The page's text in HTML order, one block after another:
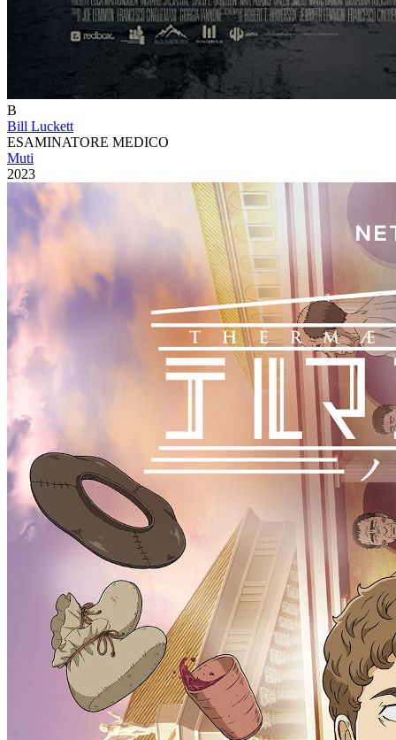
B
Bill Luckett
ESAMINATORE MEDICO
Muti
2023